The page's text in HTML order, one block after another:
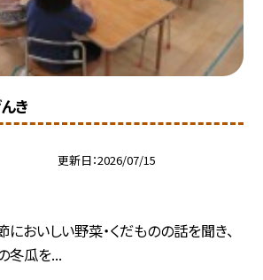
き
更新日 2026/07/15
おいしい野菜・くだものの話を聞き、
冬瓜を...